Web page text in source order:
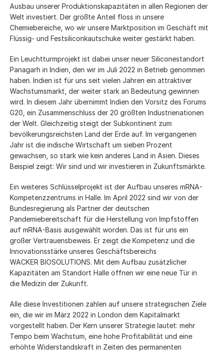
Ausbau unserer Produktionskapazitäten in allen Regionen der
Welt investiert. Der größte Anteil floss in unsere
Chemiebereiche, wo wir unsere Marktposition im Geschäft mit
Flüssig- und Festsiliconkautschuke weiter gestärkt haben.
Ein Leuchtturmprojekt ist dabei unser neuer Siliconestandort
Panagarh in Indien, den wir im Juli 2022 in Betrieb genommen
haben. Indien ist für uns seit vielen Jahren ein attraktiver
Wachstumsmarkt, der weiter stark an Bedeutung gewinnen
wird. In diesem Jahr übernimmt Indien den Vorsitz des Forums
G20, ein Zusammenschluss der 20 größten Industrienationen
der Welt. Gleichzeitig steigt der Subkontinent zum
bevölkerungsreichsten Land der Erde auf. Im vergangenen
Jahr ist die indische Wirtschaft um sieben Prozent
gewachsen, so stark wie kein anderes Land in Asien. Dieses
Beispiel zeigt: Wir sind und wir investieren in Zukunftsmärkte.
Ein weiteres Schlüsselprojekt ist der Aufbau unseres mRNA-
Kompetenzzentrums in Halle. Im April 2022 sind wir von der
Bundesregierung als Partner der deutschen
Pandemiebereitschaft für die Herstellung von Impfstoffen
auf mRNA-Basis ausgewählt worden. Das ist für uns ein
großer Vertrauensbeweis. Er zeigt die Kompetenz und die
Innovationsstärke unseres Geschäftsbereichs
WACKER BIOSOLUTIONS. Mit dem Aufbau zusätzlicher
Kapazitäten am Standort Halle öffnen wir eine neue Tür in
die Medizin der Zukunft.
Alle diese Investitionen zahlen auf unsere strategischen Ziele
ein, die wir im März 2022 in London dem Kapitalmarkt
vorgestellt haben. Der Kern unserer Strategie lautet: mehr
Tempo beim Wachstum, eine hohe Profitabilität und eine
erhöhte Widerstandskraft in Zeiten des permanenten